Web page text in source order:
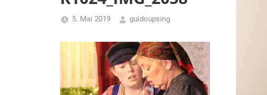
5. Mai 2019 guidoupsing